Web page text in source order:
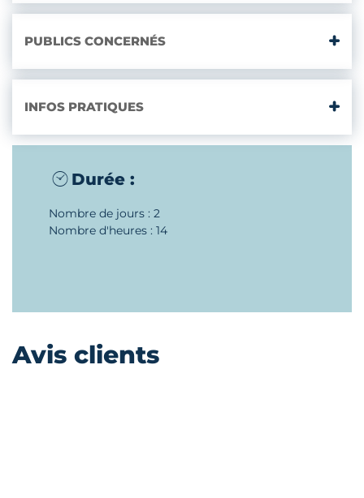
PUBLICS CONCERNÉS
INFOS PRATIQUES
Durée :
Nombre de jours : 2
Nombre d'heures : 14
Avis clients